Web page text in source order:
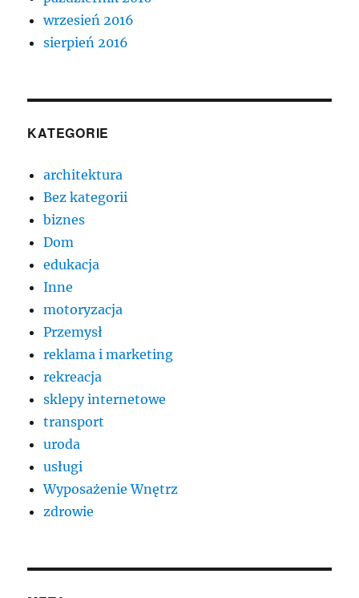
wrzesień 2016
sierpień 2016
KATEGORIE
architektura
Bez kategorii
biznes
Dom
edukacja
Inne
motoryzacja
Przemysł
reklama i marketing
rekreacja
sklepy internetowe
transport
uroda
usługi
Wyposażenie Wnętrz
zdrowie